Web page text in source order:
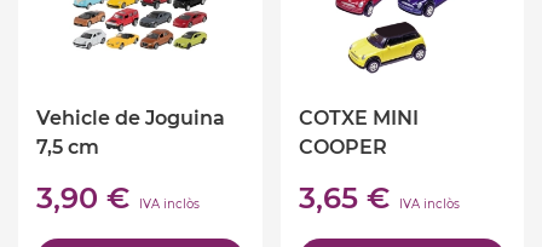
Vehicle de Joguina
7,5 cm
3,90 € IVA inclòs
COTXE MINI
COOPER
3,65 € IVA inclòs